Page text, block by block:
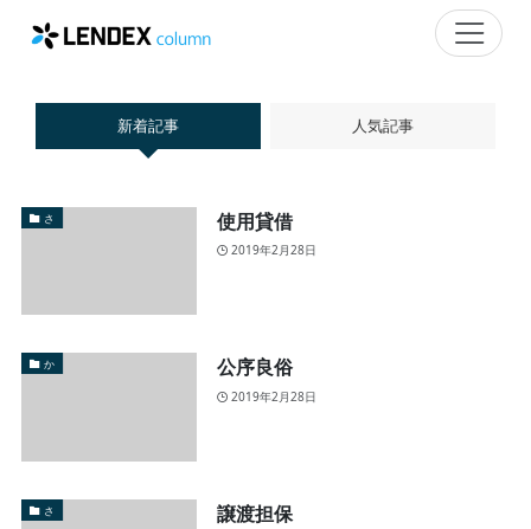
新着記事 人気記事
さ 使用貸借
2019年2月28日
か 公序良俗
2019年2月28日
さ 譲渡担保